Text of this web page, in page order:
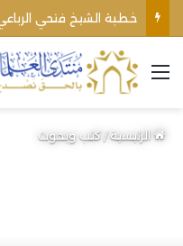
القائمة
الرئيسية/كتب وبحوث